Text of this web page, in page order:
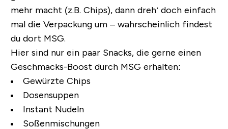
mehr macht (z.B. Chips), dann dreh‘ doch einfach
mal die Verpackung um – wahrscheinlich findest
du dort MSG.
Hier sind nur ein paar Snacks, die gerne einen
Geschmacks-Boost durch MSG erhalten:
Gewürzte Chips
Dosensuppen
Instant Nudeln
Soßenmischungen